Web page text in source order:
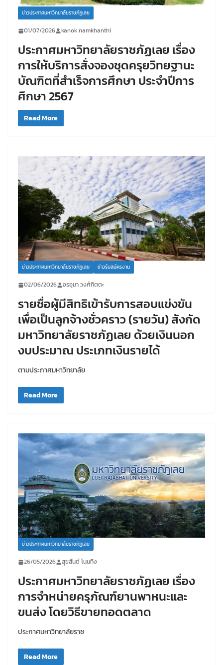
ข่าวประกาศมหาวิทยาลัยราชภัฏเลย
01/07/2026 kanok namkhanthi
ประกาศมหาวิทยาลัยราชภัฏเลย เรื่อง
การให้บริการสั่งจองชุดครุยวิทยฐานะ
บัณฑิตที่สำเร็จการศึกษา ประจำปีการ
ศึกษา 2567
Read More
ข่าวประกาศมหาวิทยาลัยราชภัฏเลย ข่าวรับสมัครงาน
02/06/2026 อรอุมา วงศ์กิตตะ
รายชื่อผู้มีสิทธิเข้ารับการสอบแข่งขัน
เพื่อเป็นลูกจ้างชั่วคราว (รายวัน) สังกัด
มหาวิทยาลัยราชภัฏเลย ด้วยเงินนอก
งบประมาณ ประเภทเงินรายได้
ตามประกาศมหาวิทยาลัย
Read More
ข่าวประกาศมหาวิทยาลัยราชภัฏเลย
26/05/2026 สุขสันต์ โนนทิง
ประกาศมหาวิทยาลัยราชภัฏเลย เรื่อง
การจำหน่ายครุภัณฑ์ยานพาหนะและ
ขนส่ง โดยวิธีขายทอดตลาด
ประกาศมหาวิทยาลัยราช
Read More